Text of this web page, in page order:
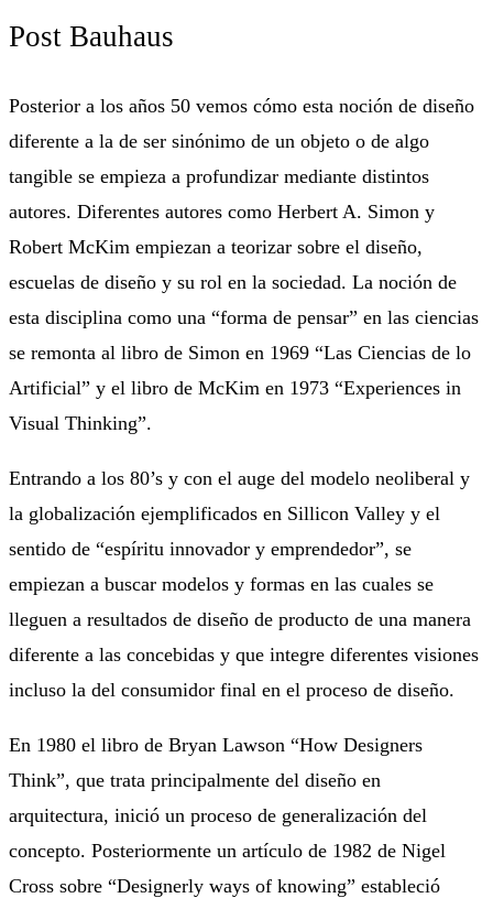
Post Bauhaus
Posterior a los años 50 vemos cómo esta noción de diseño
diferente a la de ser sinónimo de un objeto o de algo
tangible se empieza a profundizar mediante distintos
autores. Diferentes autores como Herbert A. Simon y
Robert McKim empiezan a teorizar sobre el diseño,
escuelas de diseño y su rol en la sociedad. La noción de
esta disciplina como una “forma de pensar” en las ciencias
se remonta al libro de Simon en 1969 “Las Ciencias de lo
Artificial”​ y el libro de McKim en 1973 “Experiences in
Visual Thinking”.
Entrando a los 80’s y con el auge del modelo neoliberal y
la globalización ejemplificados en Sillicon Valley y el
sentido de “espíritu innovador y emprendedor”, se
empiezan a buscar modelos y formas en las cuales se
lleguen a resultados de diseño de producto de una manera
diferente a las concebidas y que integre diferentes visiones
incluso la del consumidor final en el proceso de diseño.
En 1980 el libro de Bryan Lawson “How Designers
Think”, que trata principalmente del diseño en
arquitectura, inició un proceso de generalización del
concepto. Posteriormente un artículo de 1982 de Nigel
Cross sobre “Designerly ways of knowing” estableció